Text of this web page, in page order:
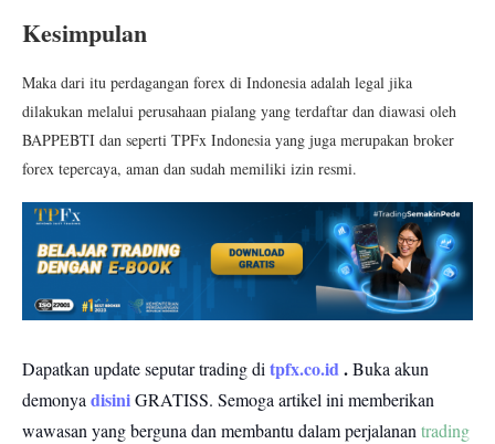
Kesimpulan
Maka dari itu perdagangan forex di Indonesia adalah legal jika
dilakukan melalui perusahaan pialang yang terdaftar dan diawasi oleh
BAPPEBTI dan seperti TPFx Indonesia yang juga merupakan broker
forex tepercaya, aman dan sudah memiliki izin resmi.
Dapatkan update seputar trading di tpfx.co.id.Buka akun
demonya disiniGRATISS. Semoga artikel ini memberikan
wawasan yang berguna dan membantu dalam perjalanan trading